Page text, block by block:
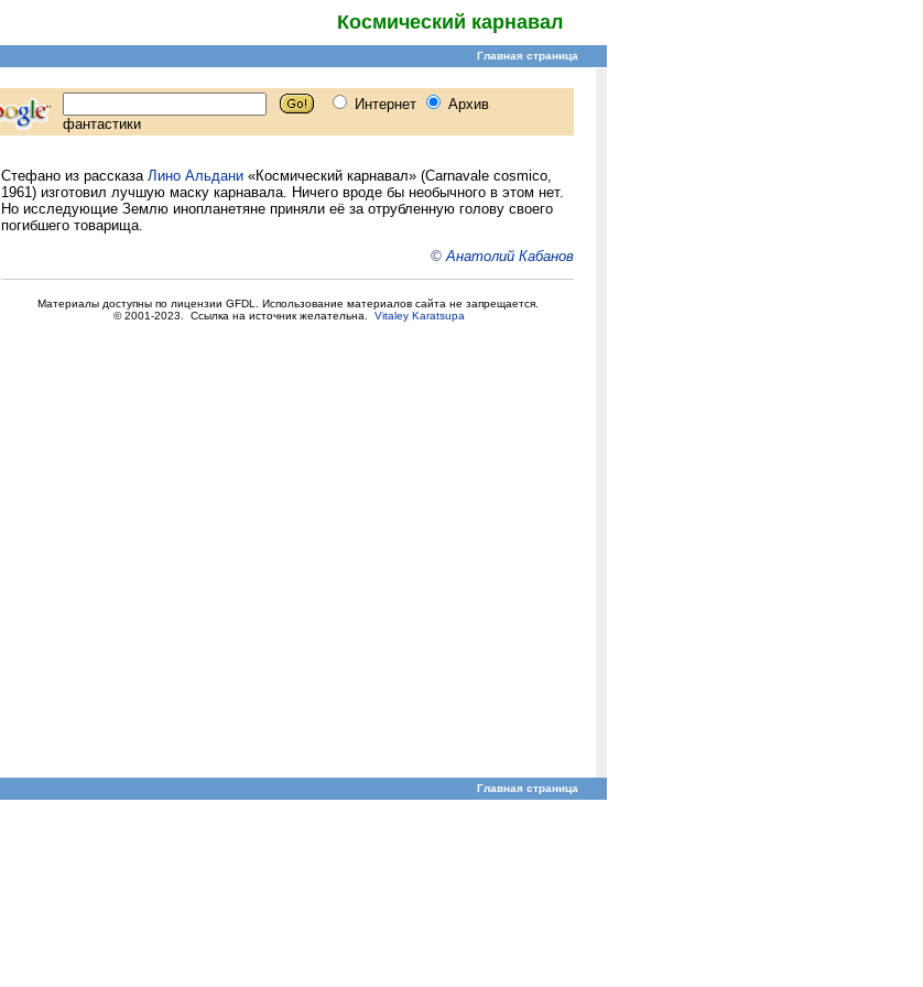
Космический карнавал
Стефано из рассказа Лино Альдани «Космический карнавал» (Carnavale cosmico,
1961) изготовил лучшую маску карнавала. Ничего вроде бы необычного в этом нет.
Но исследующие Землю инопланетяне приняли её за отрубленную голову своего
погибшего товарища.
©Анатолий Кабанов